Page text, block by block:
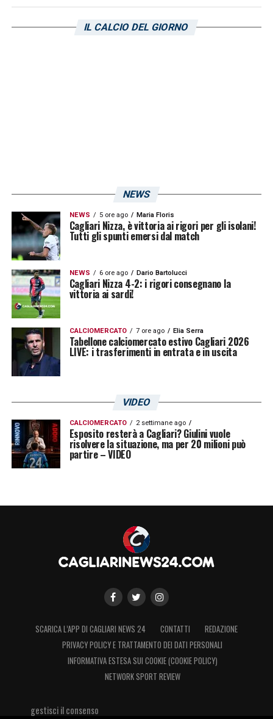
anche uno sguardo lucido sulla crescita del
IL CALCIO DEL GIORNO
NEWS
NEWS 5 ore ago Maria Floris
Cagliari Nizza, è vittoria ai rigori per gli isolani!
Tutti gli spunti emersi dal match
NEWS 6 ore ago Dario Bartolucci
Cagliari Nizza 4-2: i rigori consegnano la
vittoria ai sardi!
CALCIOMERCATO 7 ore ago Elia Serra
Tabellone calciomercato estivo Cagliari 2026
LIVE: i trasferimenti in entrata e in uscita
VIDEO
CALCIOMERCATO 2 settimane ago
Esposito resterà a Cagliari? Giulini vuole
risolvere la situazione, ma per 20 milioni può
partire – VIDEO
SCARICA L’APP DI CAGLIARI NEWS 24 CONTATTI
REDAZIONE
PRIVACY POLICY E TRATTAMENTO DEI DATI PERSONALI
INFORMATIVA ESTESA SUI COOKIE (COOKIE POLICY)
NETWORK SPORT REVIEW
gestisci il consenso